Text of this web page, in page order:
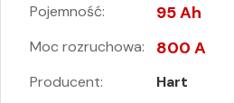
Pojemność: 95 Ah
Moc rozruchowa: 800 A
Producent: Hart